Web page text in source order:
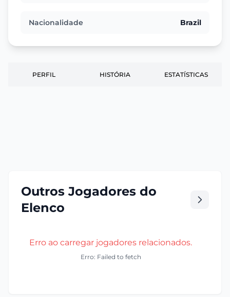
Nacionalidade Brazil
PERFIL HISTÓRIA ESTATÍSTICAS
Outros Jogadores do
Elenco
Erro ao carregar jogadores relacionados.
Erro: Failed to fetch